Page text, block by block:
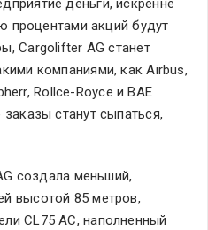
деньги, искренне
процентами акций будут
Cargolifter AG станет
компаниями, как Airbus,
Rollce-Royce и BAE
станут сыпаться,
создала меньший,
высотой 85 метров,
CL75 АС, наполненный